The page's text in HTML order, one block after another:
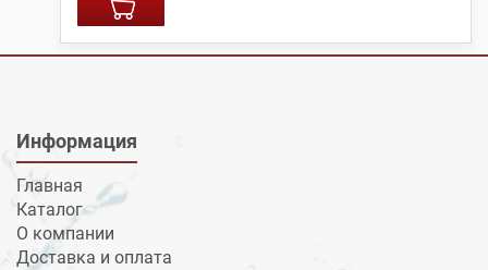
Информация
Главная
Каталог
О компании
Доставка и оплата